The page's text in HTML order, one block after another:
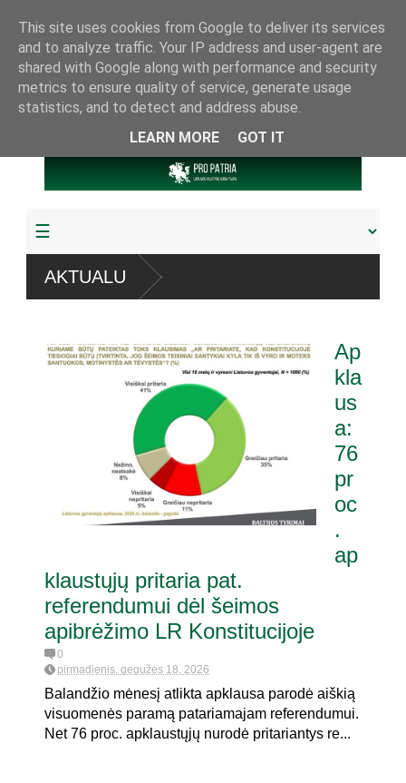
AKTUALU
Ap
kla
us
a:
76
pr
oc
.
ap
klaustųjų pritaria pat.
referendumui dėl šeimos
apibrėžimo LR Konstitucijoje
0
pirmadienis, gegužės 18, 2026
Balandžio mėnesį atlikta apklausa parodė aiškią
visuomenės paramą patariamajam referendumui.
Net 76 proc. apklaustųjų nurodė pritariantys re...
This site uses cookies from Google to deliver its services
and to analyze traffic. Your IP address and user-agent are
shared with Google along with performance and security
metrics to ensure quality of service, generate usage
statistics, and to detect and address abuse.
LEARN MORE
GOT IT